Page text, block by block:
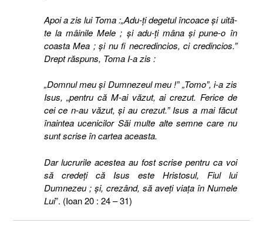
Apoi a zis lui Toma :„Adu-ţi degetul încoace şi uită-
te la mâinile Mele ; şi adu-ţi mâna şi pune-o în
coasta Mea ; şi nu fi necredincios, ci credincios.”
Drept răspuns, Toma I-a zis :
„Domnul meu şi Dumnezeul meu !” „Tomo”, i-a zis
Isus, „pentru că M-ai văzut, ai crezut. Ferice de
cei ce n-au văzut, şi au crezut.” Isus a mai făcut
înaintea ucenicilor Săi multe alte semne care nu
sunt scrise în cartea aceasta.
Dar lucrurile acestea au fost scrise pentru ca voi
să credeţi că Isus este Hristosul, Fiul lui
Dumnezeu ; şi, crezând, să aveţi viaţa în Numele
Lui”. (Ioan 20 : 24 – 31)